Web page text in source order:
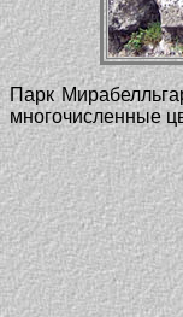
Парк
многочисленные